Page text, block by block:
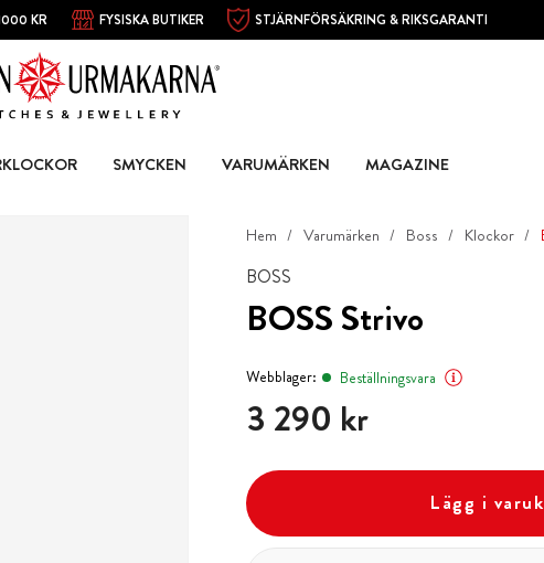
KR FYSISKA BUTIKER STJÄRNFÖRSÄKRING & RIKSGARANTI
SMYCKEN VARUMÄRKEN MAGAZINE
Hem Varumärken Boss Klockor
BOSS
BOSS Strivo
Webblager: Beställningsvara
Pris :3 290 kr
3 290 kr
Lägg i